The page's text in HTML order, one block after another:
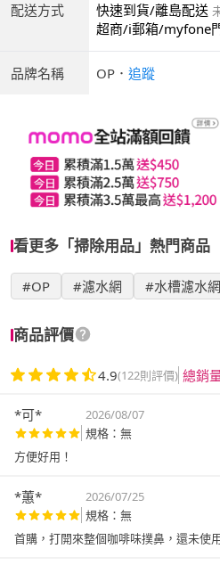
配送方式 快速到貨/離島配送
超商/i郵箱/myfone
品牌名稱 OP ． 追蹤
看更多「掃除用品」熱門商品
#OP #濾水網 #水槽濾水
商品評價
4.9(122則評價) 總銷
*可* 2026/08/07
規格：無
方便好用！
*蕙* 2026/07/25
規格：無
首購，打開來整個咖啡味撲鼻，還未使